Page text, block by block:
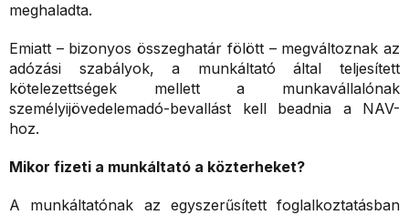
meghaladta.
Emiatt – bizonyos összeghatár fölött – megváltoznak az
adózási szabályok, a munkáltató által teljesített
kötelezettségek mellett a munkavállalónak
személyijövedelemadó-bevallást kell beadnia a NAV-
hoz.
Mikor fizeti a munkáltató a közterheket?
A munkáltatónak az egyszerűsített foglalkoztatásban